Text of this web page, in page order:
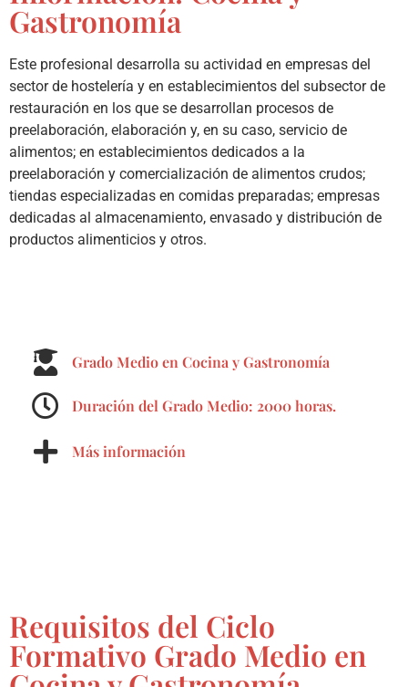
Gastronomía
Este profesional desarrolla su actividad en empresas del
sector de hostelería y en establecimientos del subsector de
restauración en los que se desarrollan procesos de
preelaboración, elaboración y, en su caso, servicio de
alimentos; en establecimientos dedicados a la
preelaboración y comercialización de alimentos crudos;
tiendas especializadas en comidas preparadas; empresas
dedicadas al almacenamiento, envasado y distribución de
productos alimenticios y otros.
Grado Medio en Cocina y Gastronomía
Duración del Grado Medio: 2000 horas.
Más información
Requisitos del Ciclo
Formativo Grado Medio en